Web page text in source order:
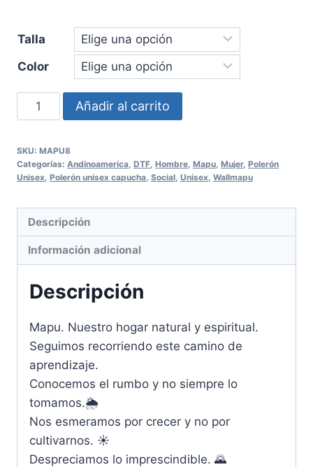
Talla
Color
Polerón
canguro
Unisex
cantidad
Añadir al carrito
SKU: MAPU8
Categorías: Andinoamerica DTF Hombre Mapu Mujer, Polerón
Unisex Polerón unisex capucha Social Unisex Wallmapu
Descripción
Información adicional
Descripción
Mapu. Nuestro hogar natural y espiritual.
Seguimos recorriendo este camino de
aprendizaje.
Conocemos el rumbo y no siempre lo
tomamos.🌦️
Nos esmeramos por crecer y no por
cultivarnos. ☀️
Despreciamos lo imprescindible. 🌄